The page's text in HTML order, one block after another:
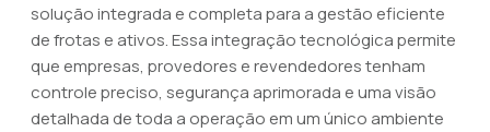
solução integrada e completa para a gestão eficiente
de frotas e ativos. Essa integração tecnológica permite
que empresas, provedores e revendedores tenham
controle preciso, segurança aprimorada e uma visão
detalhada de toda a operação em um único ambiente